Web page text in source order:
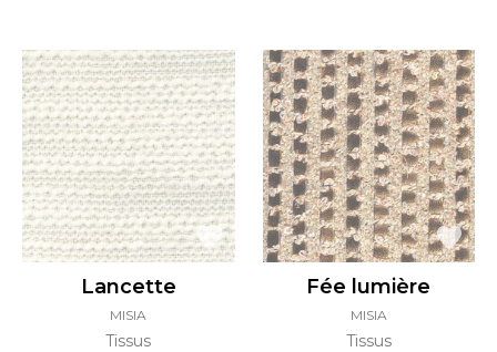
Lancette
MISIA
Tissus
Fée lumière
MISIA
Tissus